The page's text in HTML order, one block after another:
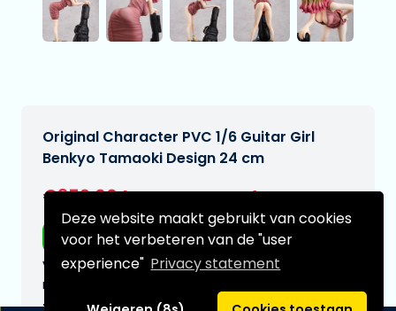
Deze website maakt gebruikt van cookies
voor het verbeteren van de "user
experience" Privacy statement
Original Character PVC 1/6 Guitar Girl
Benkyo Tamaoki Design 24 cm
€359,00
Gratis verzending
Verwachtte leverdatum:
n.v.t.